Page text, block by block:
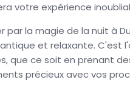
votre expérience
par la magie de la nuit à
et relaxante. C'est
que ce soit en prenant
précieux avec vos